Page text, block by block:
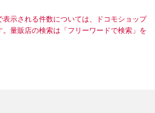
表示される件数については、ドコモショップ
量販店の検索は「フリーワードで検索」を